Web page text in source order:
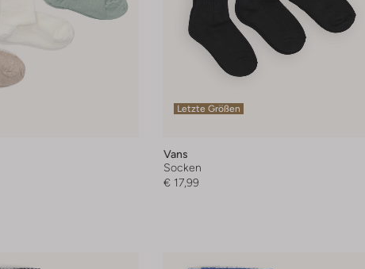
Letzte Größen
Vans
Socken
€ 17,99